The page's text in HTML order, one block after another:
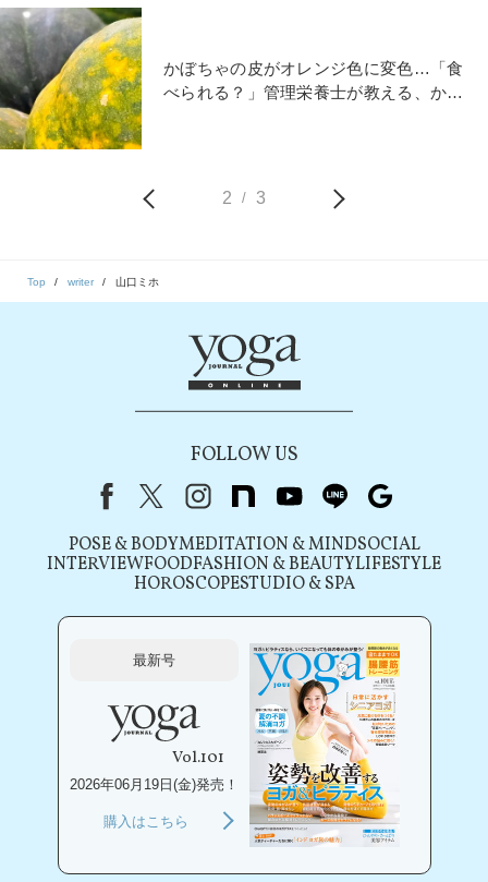
かぼちゃの皮がオレンジ色に変色…「食
べられる？」管理栄養士が教える、かぼ
2 / 3
Top writer 山口ミホ
FOLLOW US
FacebookX（旧Twitter）
instagram
note youtubeline
POSE & BODYMEDITATION & MINDSOCIAL
INTERVIEWFOODFASHION & BEAUTYLIFESTYLE
HOROSCOPESTUDIO & SPA
最新号
Vol.101
2026年06月19日(金)発売！
購入はこちら